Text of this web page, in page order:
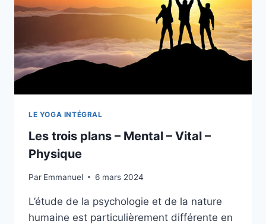
DES
LE YOGA INTÉGRAL
Les trois plans – Mental – Vital –
Physique
Par Emmanuel 6 mars 2024
L’étude de la psychologie et de la nature
humaine est particulièrement différente en